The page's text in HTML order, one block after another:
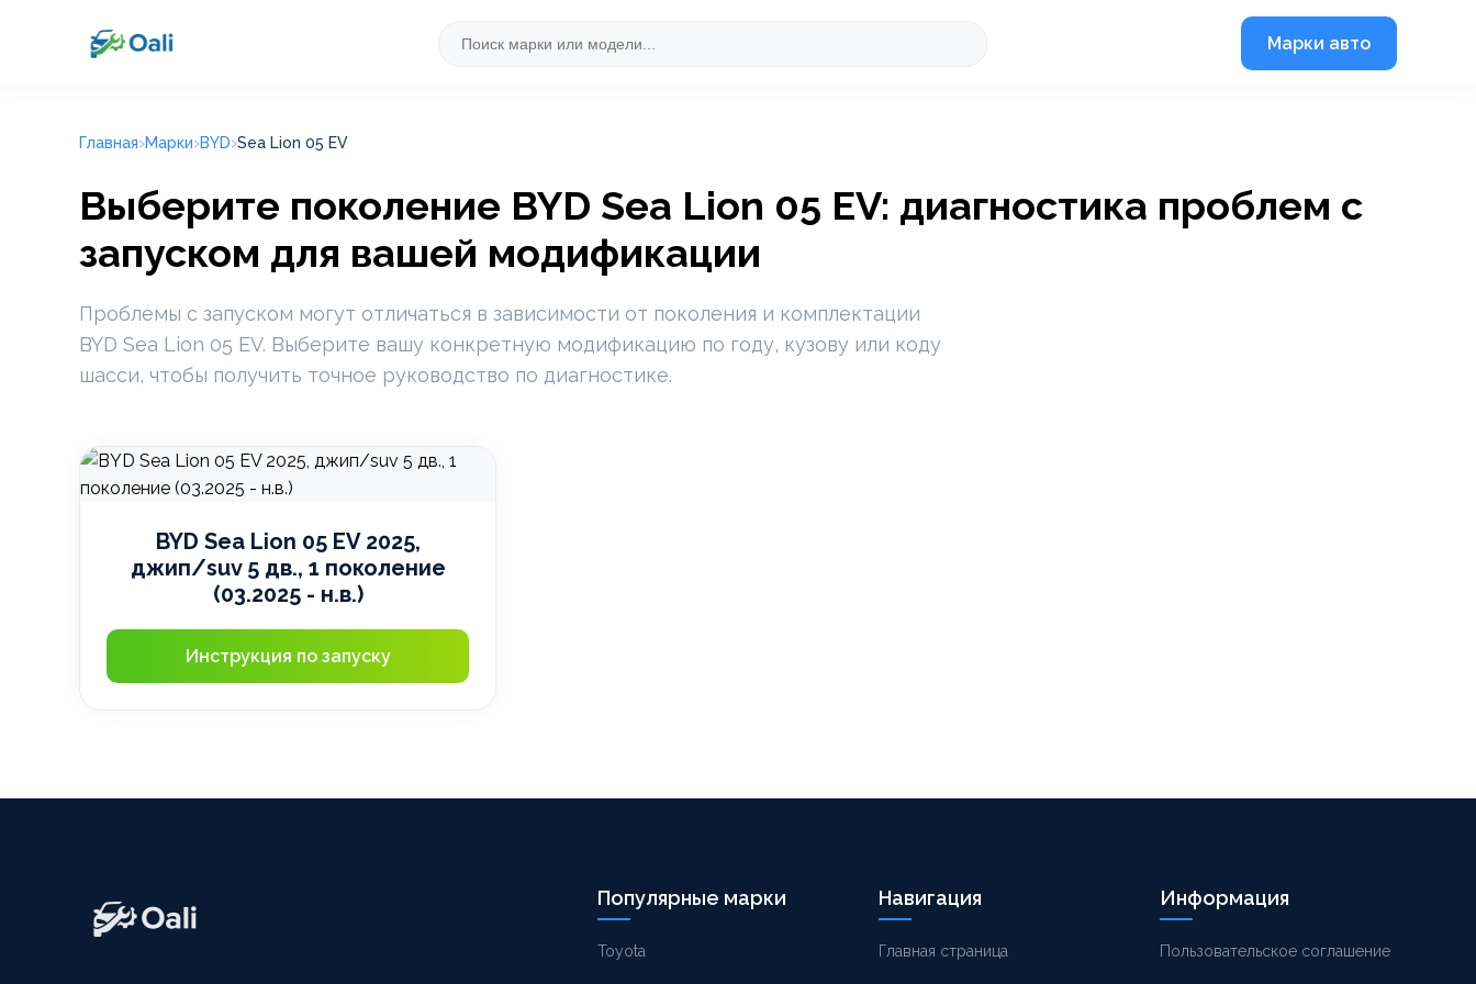
Марки авто
Главная Марки BYD Sea Lion 05 EV
Выберите поколение BYD Sea Lion 05 EV: диагностика проблем с
запуском для вашей модификации
Проблемы с запуском могут отличаться в зависимости от поколения и комплектации
BYD Sea Lion 05 EV. Выберите вашу конкретную модификацию по году, кузову или коду
шасси, чтобы получить точное руководство по диагностике.
BYD Sea Lion 05 EV 2025,
джип/suv 5 дв., 1 поколение
(03.2025 - н.в.)
Инструкция по запуску
Популярные марки
Toyota
Навигация
Главная страница
Информация
Пользовательское соглашение